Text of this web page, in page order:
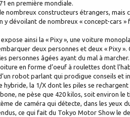
en première mondiale.
nombreux constructeurs étrangers,
y dévoilant de nombreux « concept-cars
ainsi la « Pixy », une voiture
deux personnes et deux « Pixy
personnes âgées ayant du mal à marcher.
en forme d’oeuf à roulettes dont
robot parlant qui prodigue conseils et
la 1/X dont les piles se
ne pèse que 420 kilos, soit environ le
de caméra qui détecte, dans les yeux
ce qui fait du Tokyo Motor Show le